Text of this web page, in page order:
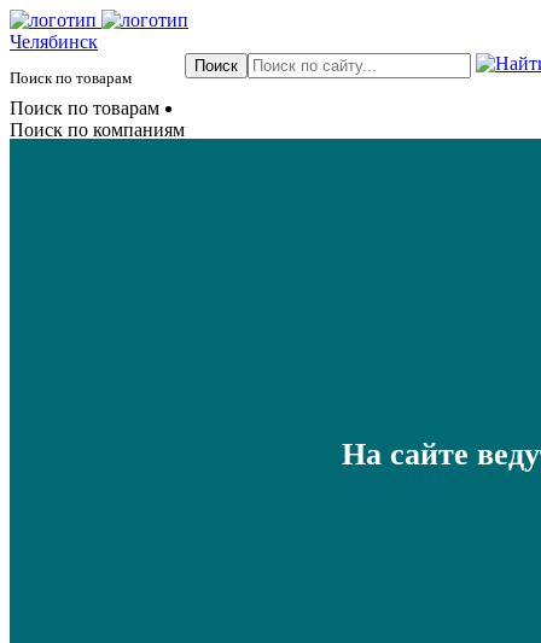
Челябинск
Поиск по товарам
Поиск по товарам
Поиск по компаниям
На сайте